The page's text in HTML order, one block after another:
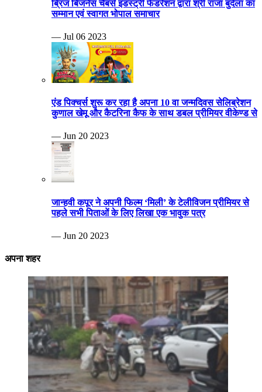
ब्रिज बिजनेस चैंबर्स इंडस्ट्री फेडरेशन द्वारा श्री राजा बुंदेला का
सम्मान एवं स्वागत भोपाल समाचार
— Jul 06 2023
एंड पिक्चर्स शुरू कर रहा है अपना 10 वा जन्मदिवस सेलिब्रेशन
कुणाल खेमू और कैटरिना कैफ के साथ डबल प्रीमियर वीकेण्ड से
— Jun 20 2023
जान्हवी कपूर ने अपनी फिल्म ‘मिली’ के टेलीविजन प्रीमियर से
पहले सभी पिताओं के लिए लिखा एक भावुक पत्र
— Jun 20 2023
अपना शहर